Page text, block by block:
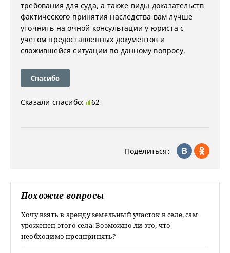
требования для суда, а также виды доказательств
фактического принятия наследства вам лучше
уточнить на очной консультации у юриста с
учетом предоставленных документов и
сложившейся ситуации по данному вопросу.
Спасибо
Сказали спасибо: 62
Поделиться:
Похожие вопросы
Хочу взять в аренду земельный участок в селе, сам
уроженец этого села. Возможно ли это, что
необходимо предпринять?